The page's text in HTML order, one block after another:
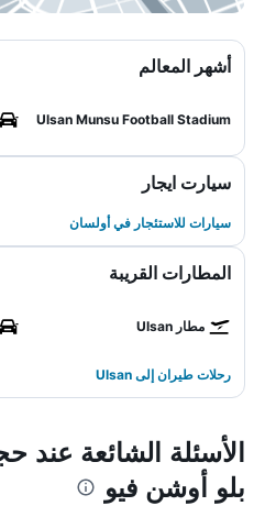
أشهر المعالم
Ulsan Munsu Football Stadium
سيارت ايجار
سيارات للاستئجار في أولسان
المطارات القريبة
مطار Ulsan
رحلات طيران إلى Ulsan
الأسئلة الشائعة
بلو أوشن فيو